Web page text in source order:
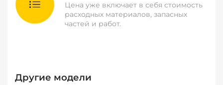
Цена уже включает в себя стоимость
расходных материалов, запасных
частей и работ.
Другие модели